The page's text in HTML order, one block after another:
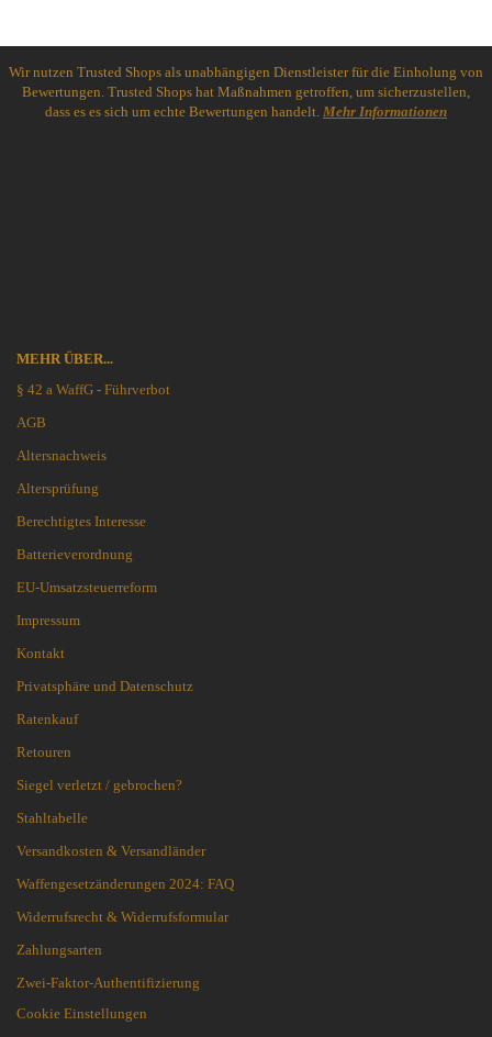
Wir nutzen Trusted Shops als unabhängigen Dienstleister für die Einholung von
Bewertungen. Trusted Shops hat Maßnahmen getroffen, um sicherzustellen,
dass es es sich um echte Bewertungen handelt. Mehr Informationen
MEHR ÜBER...
§ 42 a WaffG - Führverbot
AGB
Altersnachweis
Altersprüfung
Berechtigtes Interesse
Batterieverordnung
EU-Umsatzsteuerreform
Impressum
Kontakt
Privatsphäre und Datenschutz
Ratenkauf
Retouren
Siegel verletzt / gebrochen?
Stahltabelle
Versandkosten & Versandländer
Waffengesetzänderungen 2024: FAQ
Widerrufsrecht & Widerrufsformular
Zahlungsarten
Zwei-Faktor-Authentifizierung
Cookie Einstellungen